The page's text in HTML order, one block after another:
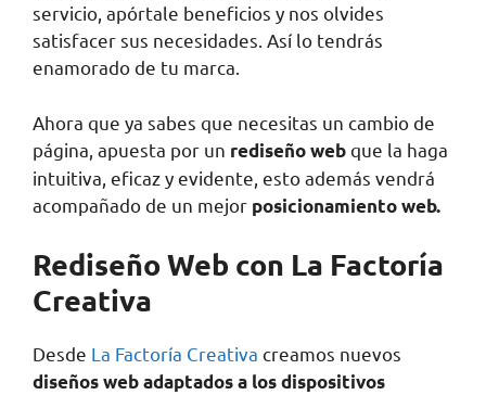
servicio, apórtale beneficios y nos olvides
satisfacer sus necesidades. Así lo tendrás
enamorado de tu marca.
Ahora que ya sabes que necesitas un cambio de
página, apuesta por un rediseño webque la haga
intuitiva, eficaz y evidente, esto además vendrá
acompañado de un mejor posicionamiento web.
Rediseño Web con La Factoría
Creativa
Desde La Factoría Creativa creamos nuevos
diseños web adaptados a los dispositivos